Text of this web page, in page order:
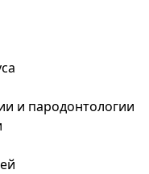
и пародонтологии